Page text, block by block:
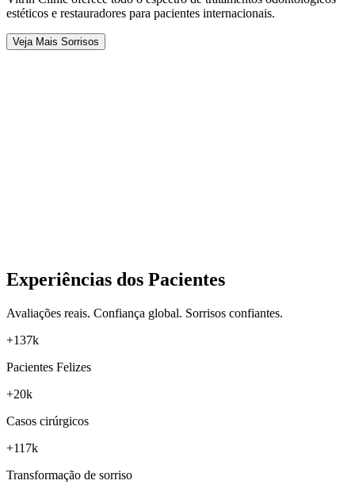
estéticos e restauradores para pacientes internacionais.
Veja Mais Sorrisos
Experiências dos Pacientes
Avaliações reais. Confiança global. Sorrisos confiantes.
+137k
Pacientes Felizes
+20k
Casos cirúrgicos
+117k
Transformação de sorriso